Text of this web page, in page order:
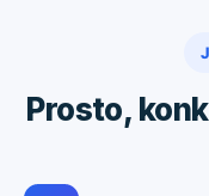
Prosto,